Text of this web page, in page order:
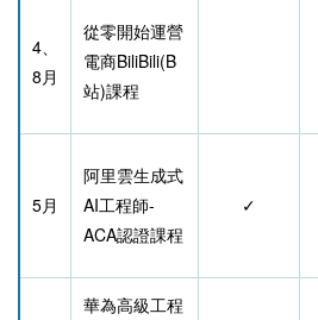
4、
8月
從零開始運營
電商BiliBili(B
站)課程
5月
阿里雲生成式
AI工程師-
ACA認證課程
✓
華為高級工程